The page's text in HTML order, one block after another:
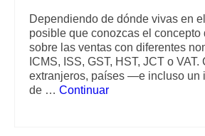
Dependiendo de dónde vivas en
posible que conozcas el concepto
sobre las ventas con diferentes
ICMS, ISS, GST, HST, JCT o
extranjeros, países —e incluso un
de … Continuar